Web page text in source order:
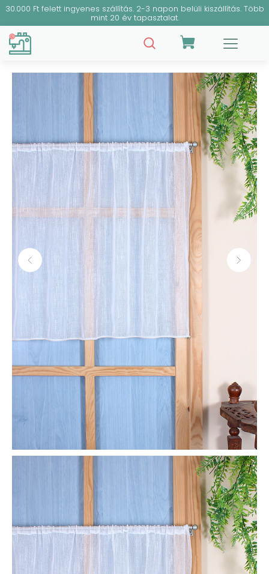
30.000 Ft felett ingyenes szállítás. 2-3 napon belüli kiszállítás. Több
mint 20 év tapasztalat.